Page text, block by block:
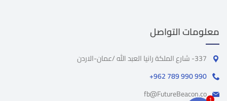
معلومات التواصل
337- شارع الملكة رانيا العبد الله /عمان-الاردن
+962 789 990 990
fb@FutureBeacon.co